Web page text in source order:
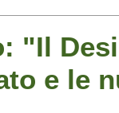
"Il
e le